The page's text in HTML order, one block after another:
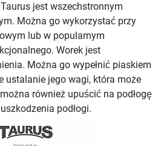
jest wszechstronnym
Można go wykorzystać przy
lub w popularnym
Worek jest
Można go wypełnić piaskiem
ustalanie jego wagi, która może
również upuścić na podłogę
podłogi.